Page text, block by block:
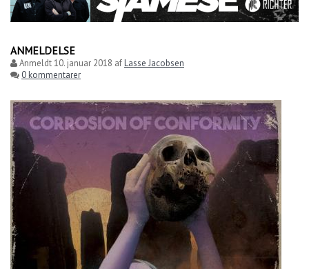
ANMELDELSE
Anmeldt10. januar 2018 afLasse Jacobsen
0 kommentarer